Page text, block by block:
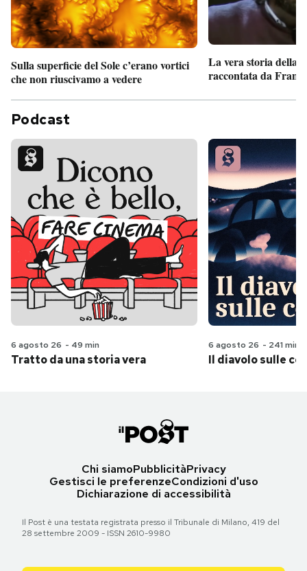
Sulla superficie del Sole c’erano vortici
che non riuscivamo a vedere
La vera storia della
raccontata da
Podcast
6 agosto 26 - 49 min
Tratto da una storia vera
6 agosto 26 - 241 min
Il diavolo sulle
Chi siamoPubblicitàPrivacy
Gestisci le preferenzeCondizioni d'uso
Dichiarazione di accessibilità
Il Post è una testata registrata presso il Tribunale di Milano, 419 del
28 settembre 2009 - ISSN 2610-9980